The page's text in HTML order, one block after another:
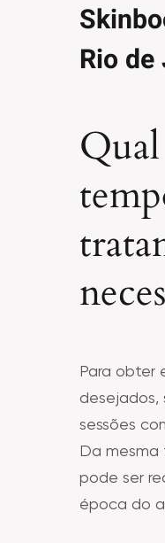
Rio
Para obter
desejados,
sessões
Da
pode ser
época do